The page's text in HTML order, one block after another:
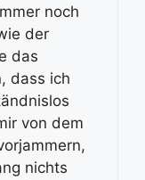
noch
der
das
dass ich
von dem
nichts